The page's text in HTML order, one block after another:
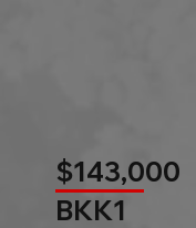
$143,000
BKK1